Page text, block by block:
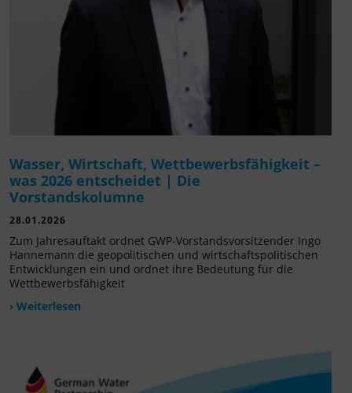
Wasser, Wirtschaft, Wettbewerbsfähigkeit –
was 2026 entscheidet | Die
Vorstandskolumne
28.01.2026
Zum Jahresauftakt ordnet GWP-Vorstandsvorsitzender Ingo
Hannemann die geopolitischen und wirtschaftspolitischen
Entwicklungen ein und ordnet ihre Bedeutung für die
Wettbewerbsfähigkeit
› Weiterlesen